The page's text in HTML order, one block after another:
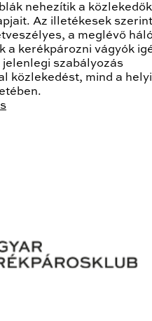
nehezítik a
Az illetékesek
a meglévő
a kerékpározni vágyók
jelenlegi szabályozás
közlekedést, mind a